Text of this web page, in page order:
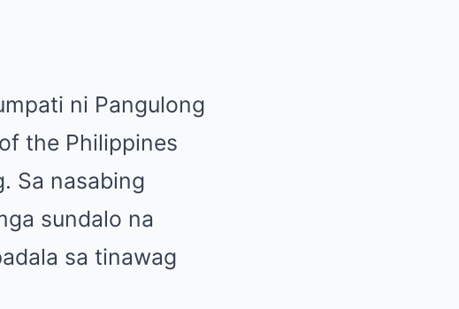
ni Pangulong
the Philippines
Sa nasabing
sundalo na
sa tinawag